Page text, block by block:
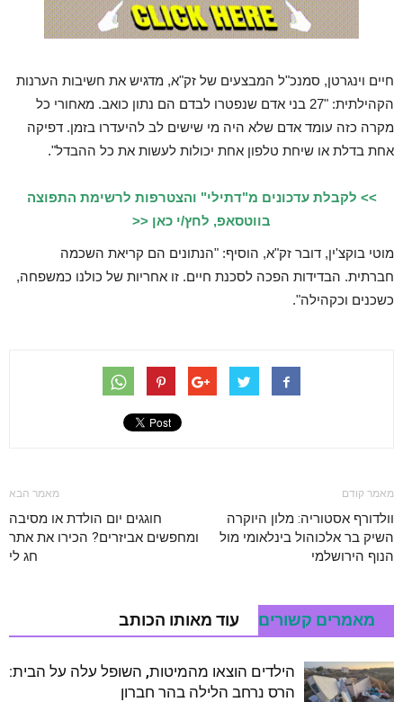
חיים וינגרטן, סמנכ"ל המבצעים של זק"א, מדגיש את חשיבות הערנות
הקהילתית: "27 בני אדם שנפטרו לבדם הם נתון כואב. מאחורי כל
מקרה כזה עומד אדם שלא היה מי שישים לב להיעדרו בזמן. דפיקה
אחת בדלת או שיחת טלפון אחת יכולות לעשות את כל ההבדל".
>> לקבלת עדכונים מ"דתילי" והצטרפות לרשימת התפוצה
בווטסאפ, לחץ/י כאן <<
מוטי בוקצ'ין, דובר זק"א, הוסיף: "הנתונים הם קריאת השכמה
חברתית. הבדידות הפכה לסכנת חיים. זו אחריות של כולנו כמשפחה,
כשכנים וכקהילה".
מאמר קודם
וולדורף אסטוריה: מלון היוקרה
השיק בר אלכוהול בינלאומי מול
הנוף הירושלמי
מאמר הבא
חוגגים יום הולדת או מסיבה
ומחפשים אביזרים? הכירו את אתר
חג לי
מאמרים קשורים עוד מאותו הכותב
הילדים הוצאו מהמיטות, השופל עלה על הבית:
הרס נרחב הלילה בהר חברון